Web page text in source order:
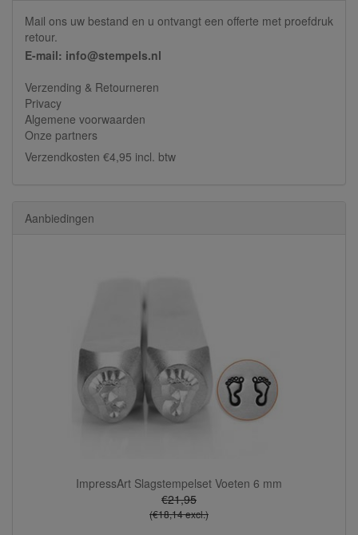
Mail ons uw bestand en u ontvangt een offerte met proefdruk
retour.
E-mail: info@stempels.nl
Verzending & Retourneren
Privacy
Algemene voorwaarden
Onze partners
Verzendkosten €4,95 incl. btw
Aanbiedingen
ImpressArt Slagstempelset Voeten 6 mm
€21,95
(€18,14 excl.)